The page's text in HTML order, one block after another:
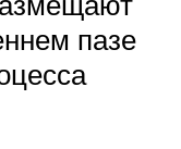
пазе